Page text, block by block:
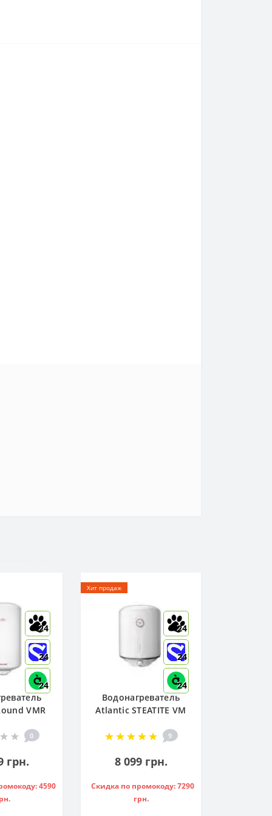
24
24
24
VMR
0
грн.
4590
Хит продаж
24
24
24
Водонагреватель
Atlantic STEATITE VM
841209
9
8 099 грн.
Скидка по промокоду: 7290
грн.